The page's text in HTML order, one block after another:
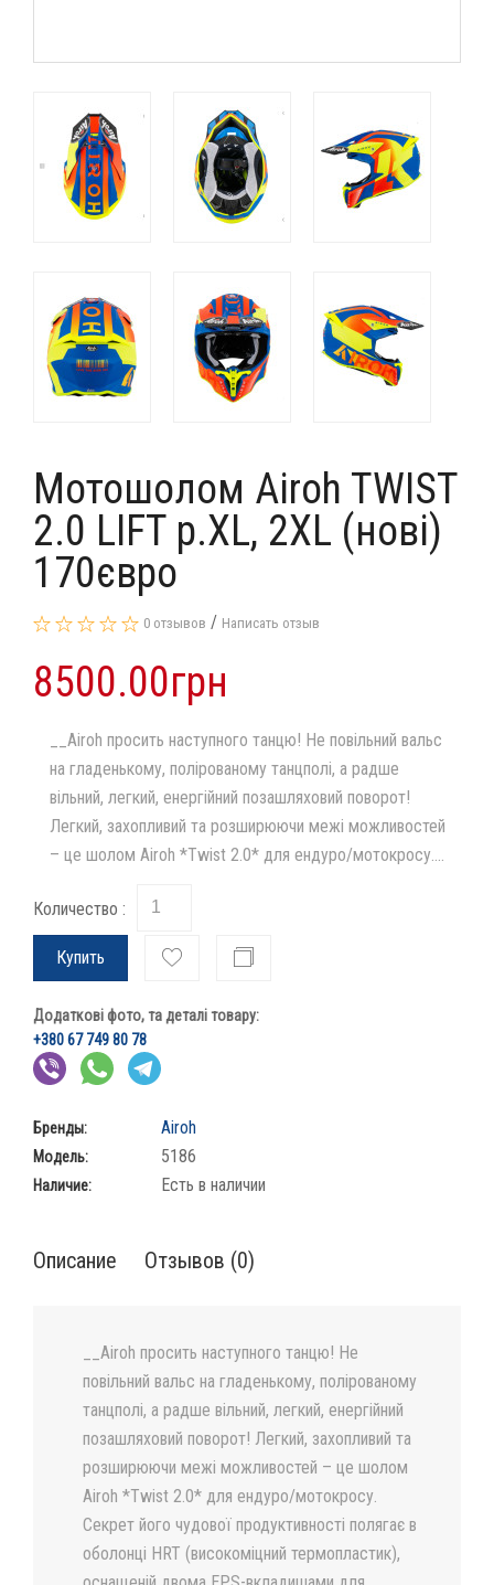
Мотошолом Airoh TWIST
2.0 LIFT p.XL, 2XL (нові)
170євро
0 отзывов / Написать отзыв
8500.00грн
__Airoh просить наступного танцю! Не повільний вальс
на гладенькому, полірованому танцполі, а радше
вільний, легкий, енергійний позашляховий поворот!
Легкий, захопливий та розширюючи межі можливостей
– це шолом Airoh *Twist 2.0* для ендуро/мотокросу....
Количество :
Купить
Додаткові фото, та деталі товару:
+380 67 749 80 78
Бренды: Airoh
Модель: 5186
Наличие: Есть в наличии
Описание Отзывов (0)
__Airoh просить наступного танцю! Не
повільний вальс на гладенькому, полірованому
танцполі, а радше вільний, легкий, енергійний
позашляховий поворот! Легкий, захопливий та
розширюючи межі можливостей – це шолом
Airoh *Twist 2.0* для ендуро/мотокросу.
Секрет його чудової продуктивності полягає в
оболонці HRT (високоміцний термопластик),